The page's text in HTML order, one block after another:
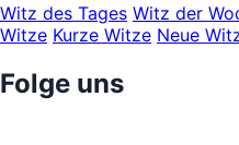
Witz des Tages Witz der
Witze Kurze Witze Neue
Folge uns